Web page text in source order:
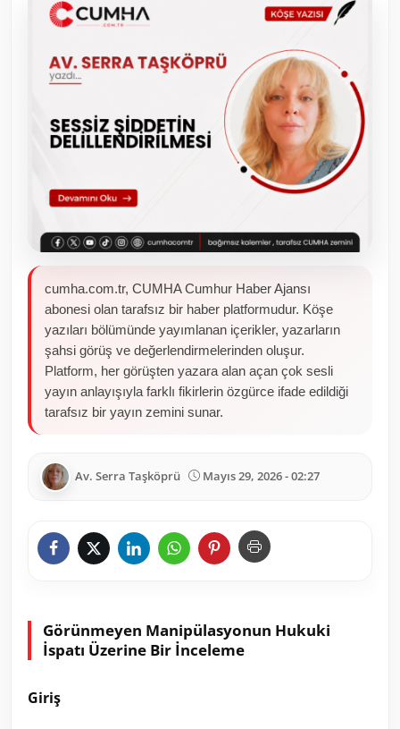
Toplum ve Yaşam
Sivil Toplum Kuruluşları
Resmi Reklamlar
cumha.com.tr, CUMHA Cumhur Haber Ajansı
abonesi olan tarafsız bir haber platformudur. Köşe
yazıları bölümünde yayımlanan içerikler, yazarların
şahsi görüş ve değerlendirmelerinden oluşur.
Platform, her görüşten yazara alan açan çok sesli
yayın anlayışıyla farklı fikirlerin özgürce ifade edildiği
tarafsız bir yayın zemini sunar.
Av. Serra Taşköprü Mayıs 29, 2026 - 02:27
Görünmeyen Manipülasyonun Hukuki
İspatı Üzerine Bir İnceleme
Giriş